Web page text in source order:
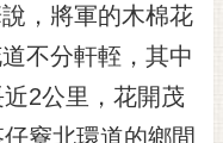
，將軍的木棉花
不分軒輊，其中
2公里，花開茂
竂北環道的鄉間